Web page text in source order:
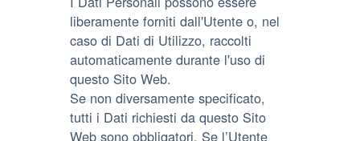
liberamente forniti dall'Utente o, nel
caso di Dati di Utilizzo, raccolti
automaticamente durante l'uso di
questo Sito Web.
Se non diversamente specificato,
tutti i Dati richiesti da questo Sito
Web sono obbligatori. Se l’Utente